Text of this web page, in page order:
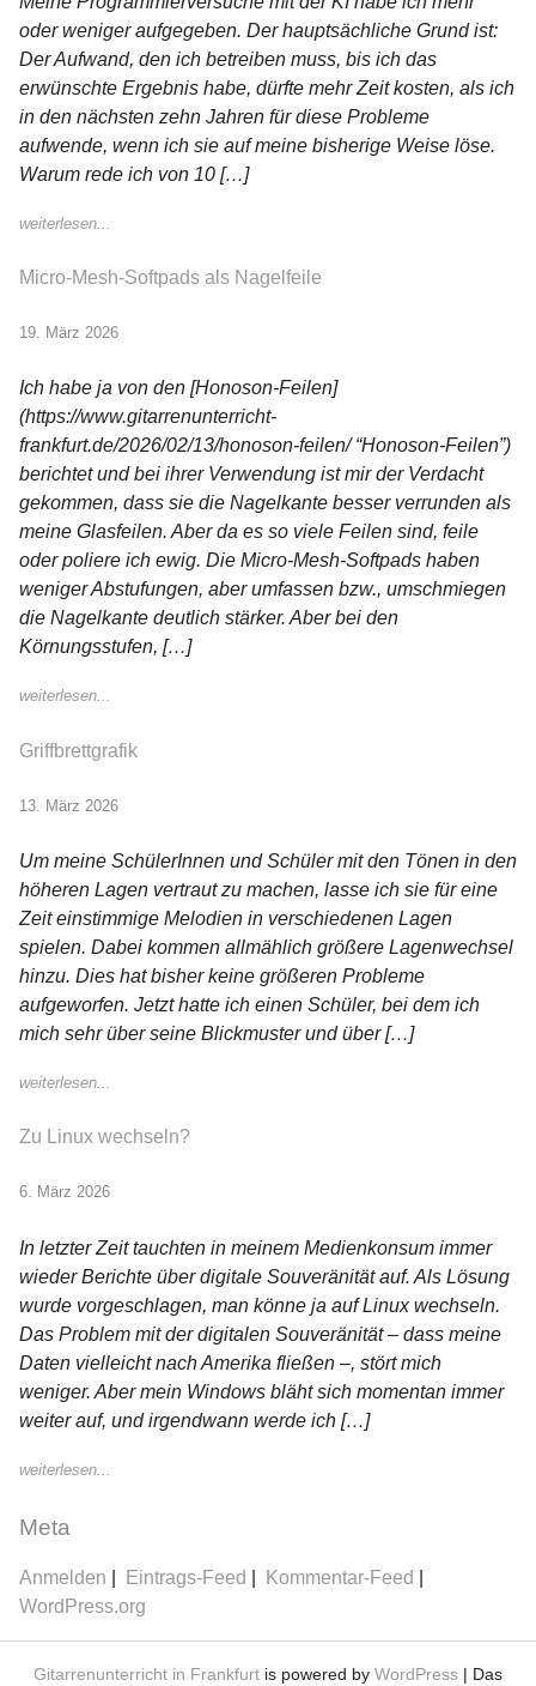
oder weniger aufgegeben. Der hauptsächliche Grund ist:
Der Aufwand, den ich betreiben muss, bis ich das
erwünschte Ergebnis habe, dürfte mehr Zeit kosten, als ich
in den nächsten zehn Jahren für diese Probleme
aufwende, wenn ich sie auf meine bisherige Weise löse.
Warum rede ich von 10 […]
weiterlesen...
Micro-Mesh-Softpads als Nagelfeile
19. März 2026
Ich habe ja von den [Honoson-Feilen]
(https://www.gitarrenunterricht-
frankfurt.de/2026/02/13/honoson-feilen/ “Honoson-Feilen”)
berichtet und bei ihrer Verwendung ist mir der Verdacht
gekommen, dass sie die Nagelkante besser verrunden als
meine Glasfeilen. Aber da es so viele Feilen sind, feile
oder poliere ich ewig. Die Micro-Mesh-Softpads haben
weniger Abstufungen, aber umfassen bzw., umschmiegen
die Nagelkante deutlich stärker. Aber bei den
Körnungsstufen, […]
weiterlesen...
Griffbrettgrafik
13. März 2026
Um meine SchülerInnen und Schüler mit den Tönen in den
höheren Lagen vertraut zu machen, lasse ich sie für eine
Zeit einstimmige Melodien in verschiedenen Lagen
spielen. Dabei kommen allmählich größere Lagenwechsel
hinzu. Dies hat bisher keine größeren Probleme
aufgeworfen. Jetzt hatte ich einen Schüler, bei dem ich
mich sehr über seine Blickmuster und über […]
weiterlesen...
Zu Linux wechseln?
6. März 2026
In letzter Zeit tauchten in meinem Medienkonsum immer
wieder Berichte über digitale Souveränität auf. Als Lösung
wurde vorgeschlagen, man könne ja auf Linux wechseln.
Das Problem mit der digitalen Souveränität – dass meine
Daten vielleicht nach Amerika fließen –, stört mich
weniger. Aber mein Windows bläht sich momentan immer
weiter auf, und irgendwann werde ich […]
weiterlesen...
Meta
Anmelden Eintrags-Feed
Kommentar-Feed
WordPress.org
Gitarrenunterricht in Frankfurt is powered by WordPress | Das